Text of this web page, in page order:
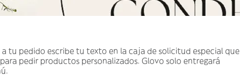
tu pedido escribe tu texto en la caja de solicitud especial que
pedir productos personalizados. Glovo solo entregará